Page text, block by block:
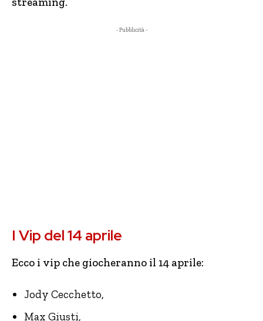
- Pubblicità -
I Vip del 14 aprile
Ecco i vip che giocheranno il 14 aprile:
Jody Cecchetto,
Max Giusti,